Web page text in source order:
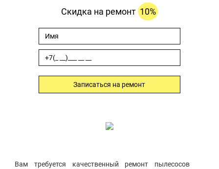
Скидка на ремонт 10%
Записаться на ремонт
Вам требуется качественный ремонт пылесосов